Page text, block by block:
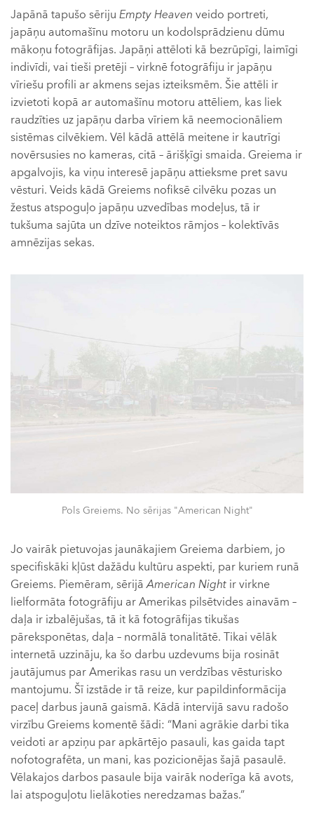
Japānā tapušo sēriju Empty Heaven veido portreti,
japāņu automašīnu motoru un kodolsprādzienu dūmu
mākoņu fotogrāfijas. Japāņi attēloti kā bezrūpīgi, laimīgi
indivīdi, vai tieši pretēji – virknē fotogrāfiju ir japāņu
vīriešu profili ar akmens sejas izteiksmēm. Šie attēli ir
izvietoti kopā ar automašīnu motoru attēliem, kas liek
raudzīties uz japāņu darba vīriem kā neemocionāliem
sistēmas cilvēkiem. Vēl kādā attēlā meitene ir kautrīgi
novērsusies no kameras, citā – ārišķīgi smaida. Greiema ir
apgalvojis, ka viņu interesē japāņu attieksme pret savu
vēsturi. Veids kādā Greiems nofiksē cilvēku pozas un
žestus atspoguļo japāņu uzvedības modeļus, tā ir
tukšuma sajūta un dzīve noteiktos rāmjos – kolektīvās
amnēzijas sekas.
Pols Greiems. No sērijas "American Night"
Jo vairāk pietuvojas jaunākajiem Greiema darbiem, jo
specifiskāki kļūst dažādu kultūru aspekti, par kuriem runā
Greiems. Piemēram, sērijāAmerican Night ir virkne
lielformāta fotogrāfiju ar Amerikas pilsētvides ainavām –
daļa ir izbalējušas, tā it kā fotogrāfijas tikušas
pāreksponētas, daļa – normālā tonalitātē. Tikai vēlāk
internetā uzzināju, ka šo darbu uzdevums bija rosināt
jautājumus par Amerikas rasu un verdzības vēsturisko
mantojumu. Šī izstāde ir tā reize, kur papildinformācija
paceļ darbus jaunā gaismā. Kādā intervijā savu radošo
virzību Greiems komentē šādi: “Mani agrākie darbi tika
veidoti ar apziņu par apkārtējo pasauli, kas gaida tapt
nofotografēta, un mani, kas pozicionējas šajā pasaulē.
Vēlakajos darbos pasaule bija vairāk noderīga kā avots,
lai atspoguļotu lielākoties neredzamas bažas.”